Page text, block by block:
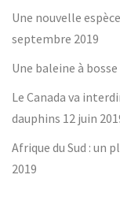
Une nouvelle
septembre 2019
Une baleine à
Le Canada va
dauphins 12 juin
Afrique du Sud : un
2019